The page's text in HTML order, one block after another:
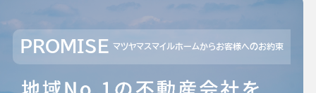
PROMISE マツヤマスマイルホームからお客様へのお約束